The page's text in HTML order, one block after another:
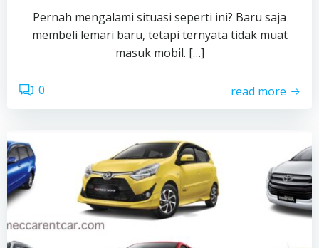
Pernah mengalami situasi seperti ini? Baru saja
membeli lemari baru, tetapi ternyata tidak muat
masuk mobil. […]
0 read more